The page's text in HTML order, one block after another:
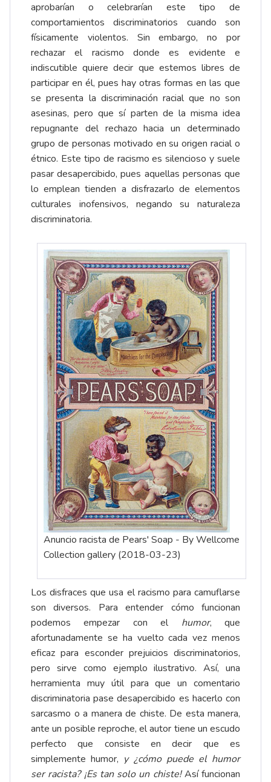
aprobarían o celebrarían este tipo de
comportamientos discriminatorios cuando son
físicamente violentos. Sin embargo, no por
rechazar el racismo donde es evidente e
indiscutible quiere decir que estemos libres de
participar en él, pues hay otras formas en las que
se presenta la discriminación racial que no son
asesinas, pero que sí parten de la misma idea
repugnante del rechazo hacia un determinado
grupo de personas motivado en su origen racial o
étnico. Este tipo de racismo es silencioso y suele
pasar desapercibido, pues aquellas personas que
lo emplean tienden a disfrazarlo de elementos
culturales inofensivos, negando su naturaleza
discriminatoria.
Anuncio racista de Pears' Soap - By Wellcome
Collection gallery (2018-03-23)
Los disfraces que usa el racismo para camuflarse
son diversos. Para entender cómo funcionan
podemos empezar con el humor, que
afortunadamente se ha vuelto cada vez menos
eficaz para esconder prejuicios discriminatorios,
pero sirve como ejemplo ilustrativo. Así, una
herramienta muy útil para que un comentario
discriminatoria pase desapercibido es hacerlo con
sarcasmo o a manera de chiste. De esta manera,
ante un posible reproche, el autor tiene un escudo
perfecto que consiste en decir que es
simplemente humor, y ¿cómo puede el humor
ser racista? ¡Es tan solo un chiste!Así funcionan